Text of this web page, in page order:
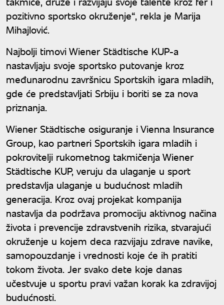
pozitivno sportsko okruženje“, rekla je Marija
Mihajlović.
Najbolji timovi Wiener Städtische KUP-a
nastavljaju svoje sportsko putovanje kroz
međunarodnu završnicu Sportskih igara mladih,
gde će predstavljati Srbiju i boriti se za nova
priznanja.
Wiener Städtische osiguranje i Vienna Insurance
Group, kao partneri Sportskih igara mladih i
pokrovitelji rukometnog takmičenja Wiener
Städtische KUP, veruju da ulaganje u sport
predstavlja ulaganje u budućnost mladih
generacija. Kroz ovaj projekat kompanija
nastavlja da podržava promociju aktivnog načina
života i prevencije zdravstvenih rizika, stvarajući
okruženje u kojem deca razvijaju zdrave navike,
samopouzdanje i vrednosti koje će ih pratiti
tokom života. Jer svako dete koje danas
učestvuje u sportu pravi važan korak ka zdravijoj
budućnosti.